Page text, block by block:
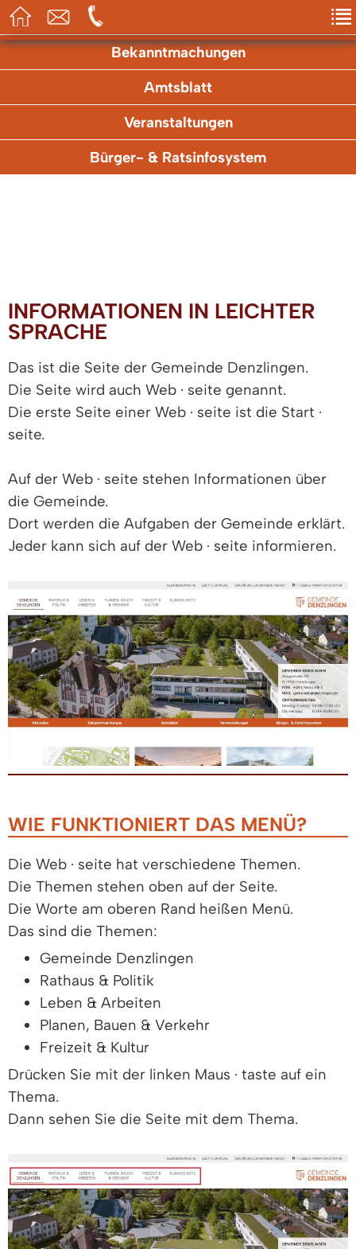
Bekanntmachungen
Amtsblatt
Veranstaltungen
Bürger- & Ratsinfosystem
INFORMATIONEN IN LEICHTER
SPRACHE
Das ist die Seite der Gemeinde Denzlingen.
Die Seite wird auch Web · seite genannt.
Die erste Seite einer Web · seite ist die Start ·
seite.
Auf der Web · seite stehen Informationen über
die Gemeinde.
Dort werden die Aufgaben der Gemeinde erklärt.
Jeder kann sich auf der Web · seite informieren.
WIE FUNKTIONIERT DAS MENÜ?
Die Web · seite hat verschiedene Themen.
Die Themen stehen oben auf der Seite.
Die Worte am oberen Rand heißen Menü.
Das sind die Themen:
Gemeinde Denzlingen
Rathaus & Politik
Leben & Arbeiten
Planen, Bauen & Verkehr
Freizeit & Kultur
Drücken Sie mit der linken Maus · taste auf ein
Thema.
Dann sehen Sie die Seite mit dem Thema.